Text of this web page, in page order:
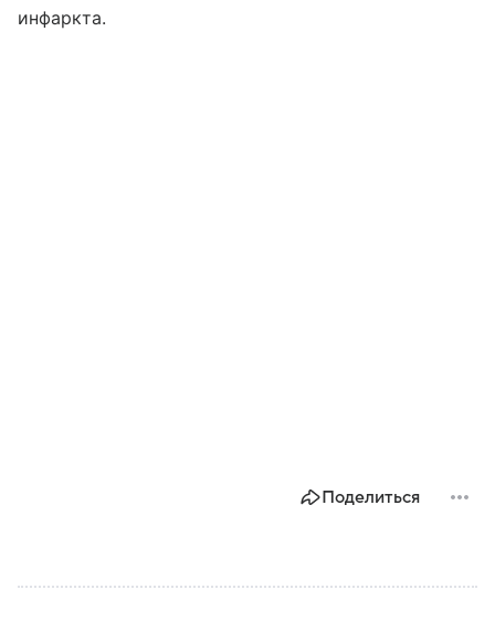
инфаркта.
Поделиться